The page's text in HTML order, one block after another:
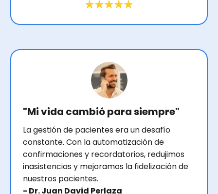
"Mi vida cambió para siempre"
La gestión de pacientes era un desafío
constante. Con la automatización de
confirmaciones y recordatorios, redujimos
inasistencias y mejoramos la fidelización de
nuestros pacientes.
- Dr. Juan David Perlaza